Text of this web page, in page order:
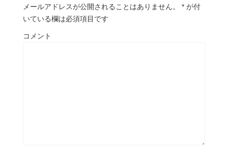
メールアドレスが公開されることはありません。 * が付
いている欄は必須項目です
コメント